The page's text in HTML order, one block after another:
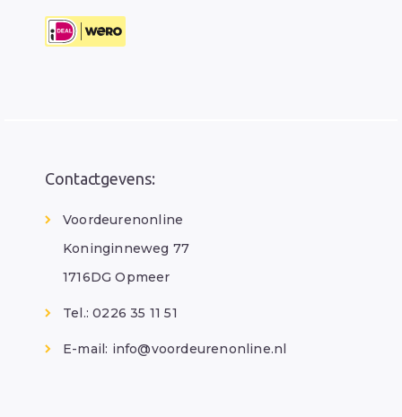
Contactgevens:
Voordeurenonline
Koninginneweg 77
1716DG Opmeer
Tel.: 0226 35 11 51
E-mail: info@voordeurenonline.nl